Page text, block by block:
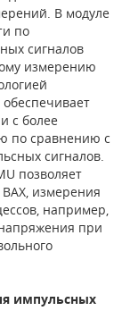
В модуле
по
сигналов
измерению
с более
по сравнению с
сигналов.
позволяет
измерения
например,
при
импульсных